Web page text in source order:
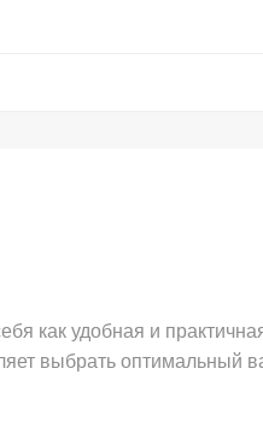
как удобная и
выбрать